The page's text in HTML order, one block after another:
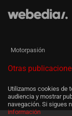
Motorpasión
Otras
Utilizamos cookies de
audiencia y mostrar
navegación. Si sigues
información